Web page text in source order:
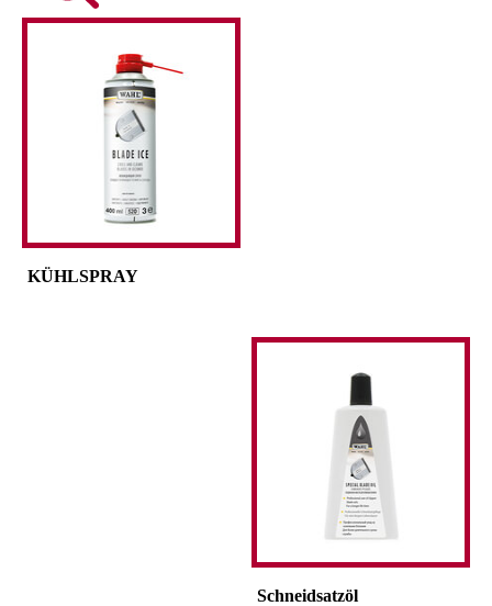
KÜHLSPRAY
Schneidsatzöl